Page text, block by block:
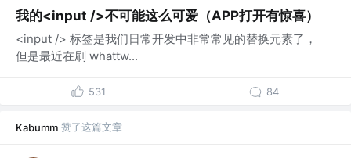
我的<input />不可能这么可爱（APP打开有惊喜）
<input /> 标签是我们日常开发中非常常见的替换元素了，
但是最近在刷 whattw...
531 84
Kabumm 赞了这篇文章